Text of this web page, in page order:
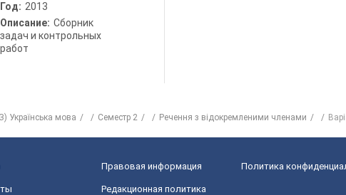
Год: 2013
Описание: Сборник
задач и контрольных
работ
Українська мова Семестр 2 Речення з відокремленими членами
Правовая информация Политика
Редакционная политика